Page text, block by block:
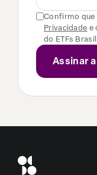
Confirmo que
Privacidade e
do ETFs